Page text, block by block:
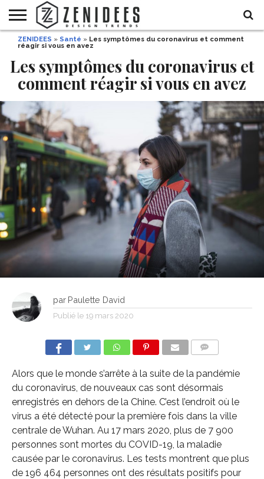
HOME
MAISON
DÉCO
JARDIN
DÉCO
FÊTE
MODE
BEAUTÉ
RECETTES
DIY
HALLOWEEN
ZENIDEES » Santé » Les symptômes du coronavirus et comment
réagir si vous en avez
Les symptômes du coronavirus et
comment réagir si vous en avez
par Paulette David
Publié le 19 mars 2020
Alors que le monde s’arrête à la suite de la pandémie
du coronavirus, de nouveaux cas sont désormais
enregistrés en dehors de la Chine. C’est l’endroit où le
virus a été détecté pour la première fois dans la ville
centrale de Wuhan. Au 17 mars 2020, plus de 7 900
personnes sont mortes du COVID-19, la maladie
causée par le coronavirus. Les tests montrent que plus
de 196 464 personnes ont des résultats positifs pour